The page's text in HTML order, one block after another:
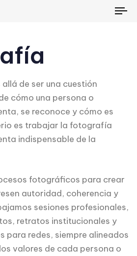
de ser una cuestión
cómo una persona o
se reconoce y cómo es
es trabajar la fotografía
indispensable de la
fotográficos para crear
autoridad, coherencia y
sesiones profesionales,
retratos institucionales y
para redes, siempre alineados
valores de cada persona o